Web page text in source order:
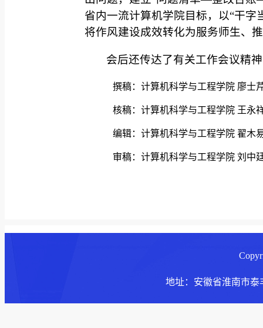
省内一流计算机学院目标，以“干
将作风建设成效转化为服务师生、
会后还传达了有关工作会议精
撰稿：计算机科学与工程学院 廖士
核稿：计算机科学与工程学院 王永
编辑：计算机科学与工程学院 翟木
审稿：计算机科学与工程学院 刘中
地址：安徽省淮南市泰